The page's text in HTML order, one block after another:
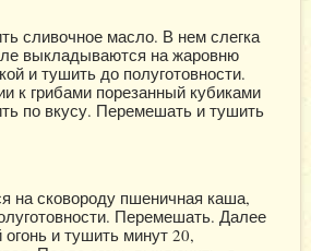
сливочное масло. В нем слегка
выкладываются на жаровню
и тушить до полуготовности.
к грибами порезанный кубиками
по вкусу. Перемешать и тушить
на сковороду пшеничная каша,
Перемешать. Далее
и тушить минут 20,